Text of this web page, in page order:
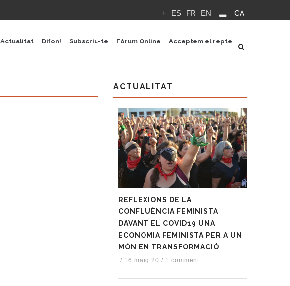
CA
Llista
accions
EN
FR
ES
+
Actualitat Difon! Subscriu-te Fòrum Online Acceptem el repte
ACTUALITAT
REFLEXIONS DE LA
CONFLUÈNCIA FEMINISTA
DAVANT EL COVID19 UNA
ECONOMIA FEMINISTA PER A UN
MÓN EN TRANSFORMACIÓ
/ 16 maig 20 / 1 comment